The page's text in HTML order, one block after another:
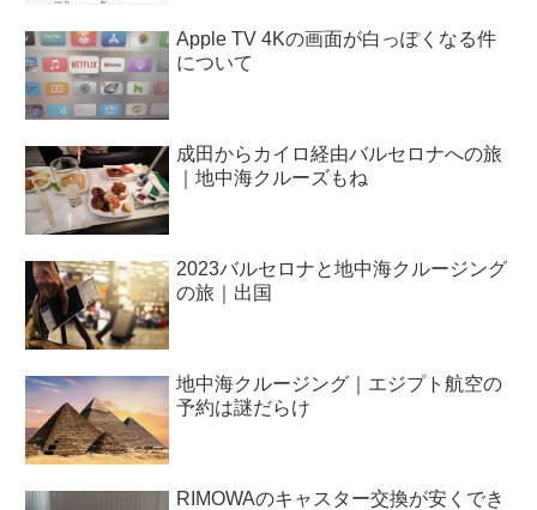
Apple TV 4Kの画面が白っぽくなる件
について
成田からカイロ経由バルセロナへの旅
｜地中海クルーズもね
2023バルセロナと地中海クルージング
の旅｜出国
地中海クルージング｜エジプト航空の
予約は謎だらけ
RIMOWAのキャスター交換が安くでき